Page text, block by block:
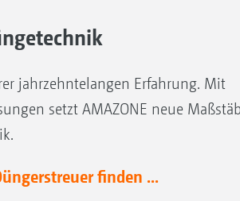
jahrzehntelangen Erfahrung. Mit
setzt AMAZONE neue
finden ...